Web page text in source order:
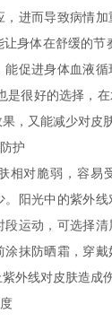
，进而导致病情
身体在舒缓的节
能促进身体血液
是很好的选择，
，又能减少对皮
护
对脆弱，容易
。阳光中的紫外
段运动，可选择
涂抹防晒霜，穿
外线对皮肤造成